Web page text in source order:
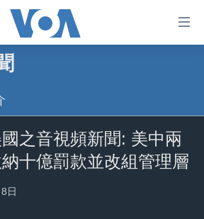
之音視頻新聞: 美中兩
十億罰款並改組管理層
日